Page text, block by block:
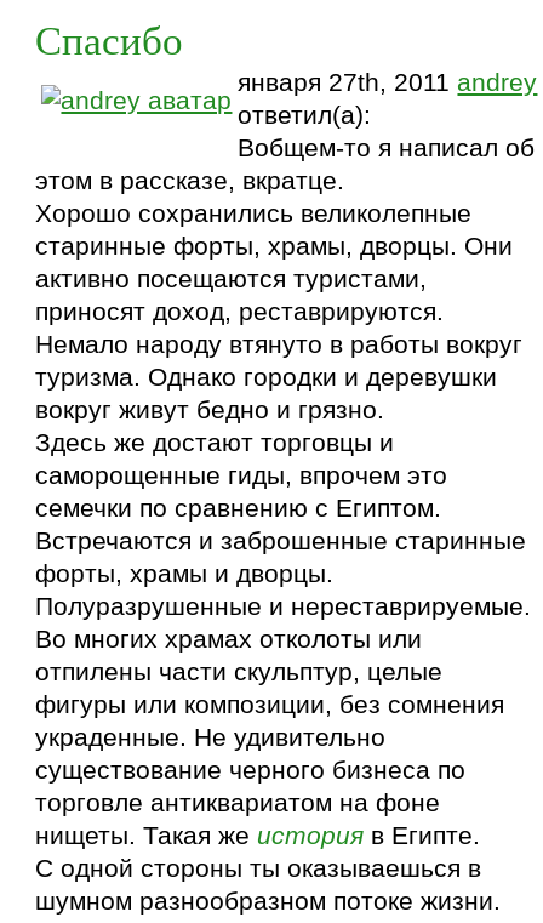
Спасибо
января 27th, 2011 andrey
ответил(а):
Вобщем-то я написал об
этом в рассказе, вкратце.
Хорошо сохранились великолепные
старинные форты, храмы, дворцы. Они
активно посещаются туристами,
приносят доход, реставрируются.
Немало народу втянуто в работы вокруг
туризма. Однако городки и деревушки
вокруг живут бедно и грязно.
Здесь же достают торговцы и
саморощенные гиды, впрочем это
семечки по сравнению с Египтом.
Встречаются и заброшенные старинные
форты, храмы и дворцы.
Полуразрушенные и нереставрируемые.
Во многих храмах отколоты или
отпилены части скульптур, целые
фигуры или композиции, без сомнения
украденные. Не удивительно
существование черного бизнеса по
торговле антиквариатом на фоне
нищеты. Такая же история в Египте.
С одной стороны ты оказываешься в
шумном разнообразном потоке жизни.